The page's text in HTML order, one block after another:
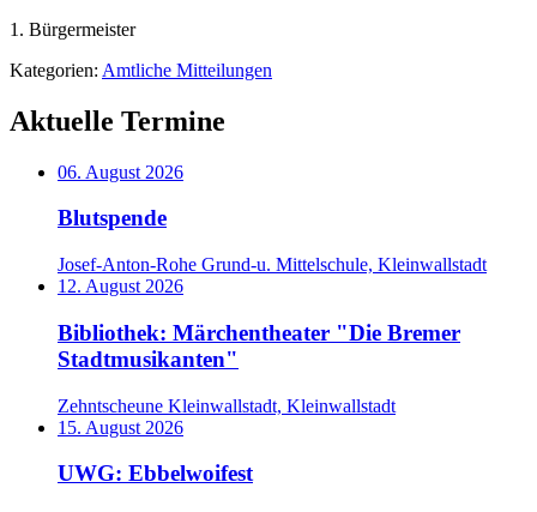
1. Bürgermeister
Kategorien: Amtliche Mitteilungen
Aktuelle Termine
06. August 2026
Blutspende
Josef-Anton-Rohe Grund-u. Mittelschule, Kleinwallstadt
12. August 2026
Bibliothek: Märchentheater "Die Bremer
Stadtmusikanten"
Zehntscheune Kleinwallstadt, Kleinwallstadt
15. August 2026
UWG: Ebbelwoifest